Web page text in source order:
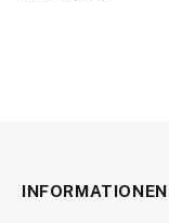
INFORMATIONEN